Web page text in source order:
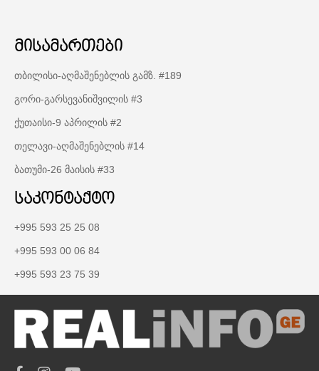
მისამართები
თბილისი-აღმაშენებლის გამზ. #189
გორი-გარსევანიშვილის #3
ქუთაისი-9 აპრილის #2
თელავი-აღმაშენებლის #14
ბათუმი-26 მაისის #33
საკონტაქტო
+995 593 25 25 08
+995 593 00 06 84
+995 593 23 75 39